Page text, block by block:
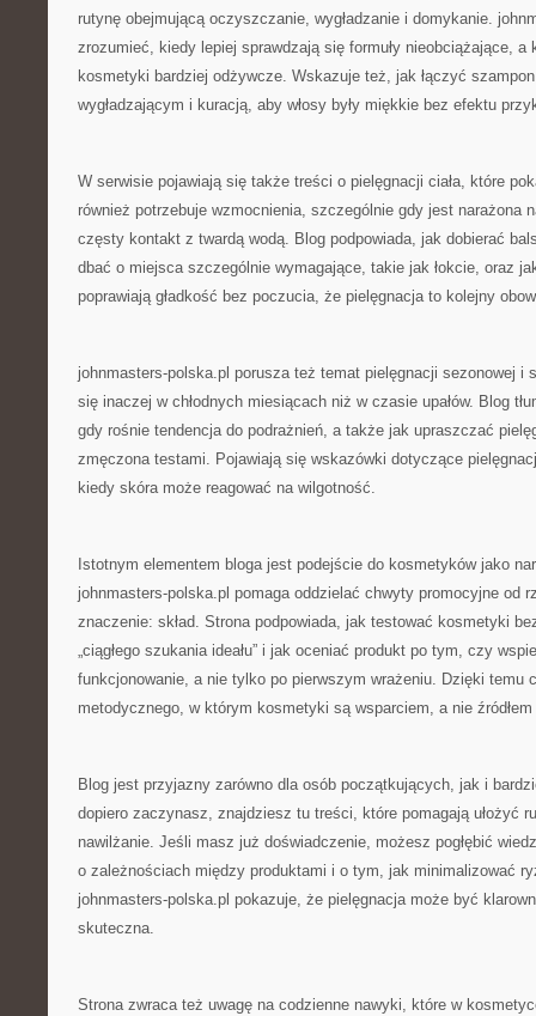
rutynę obejmującą oczyszczanie, wygładzanie i domykanie.
zrozumieć, kiedy lepiej sprawdzają się formuły nieobciążające, a
kosmetyki bardziej odżywcze. Wskazuje też, jak łączyć
wygładzającym i kuracją, aby włosy były miękkie bez efektu
W serwisie pojawiają się także treści o pielęgnacji ciała, które
również potrzebuje wzmocnienia, szczególnie gdy jest narażona
częsty kontakt z twardą wodą. Blog podpowiada, jak dobierać
dbać o miejsca szczególnie wymagające, takie jak łokcie, oraz
poprawiają gładkość bez poczucia, że pielęgnacja to kolejny
johnmasters-polska.pl porusza też temat pielęgnacji sezonowej i
się inaczej w chłodnych miesiącach niż w czasie upałów. Blog
gdy rośnie tendencja do podrażnień, a także jak upraszczać
zmęczona testami. Pojawiają się wskazówki dotyczące
kiedy skóra może reagować na wilgotność.
Istotnym elementem bloga jest podejście do kosmetyków jako
johnmasters-polska.pl pomaga oddzielać chwyty promocyjne od
znaczenie: skład. Strona podpowiada, jak testować kosmetyki
„ciągłego szukania ideału” i jak oceniać produkt po tym, czy
funkcjonowanie, a nie tylko po pierwszym wrażeniu. Dzięki temu
metodycznego, w którym kosmetyki są wsparciem, a nie
Blog jest przyjazny zarówno dla osób początkujących, jak i
dopiero zaczynasz, znajdziesz tu treści, które pomagają ułożyć
nawilżanie. Jeśli masz już doświadczenie, możesz pogłębić
o zależnościach między produktami i o tym, jak minimalizować
johnmasters-polska.pl pokazuje, że pielęgnacja może być
skuteczna.
Strona zwraca też uwagę na codzienne nawyki, które w